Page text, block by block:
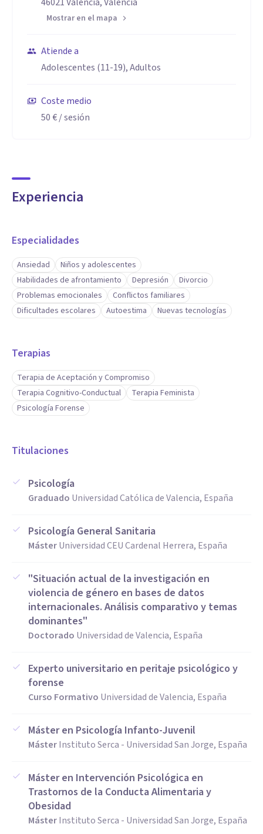
Mostrar en el mapa
Atiende a
Adolescentes (11-19), Adultos
Coste medio
50 €/ sesión
Experiencia
Especialidades
Ansiedad
Niños y adolescentes
Habilidades de afrontamiento
Depresión
Divorcio
Problemas emocionales
Conflictos familiares
Dificultades escolares
Autoestima Nuevas tecnologías
Terapias
Terapia de Aceptación y Compromiso
Terapia Cognitivo-Conductual
Terapia Feminista
Psicología Forense
Titulaciones
Psicología
Graduado Universidad Católica de Valencia, España
Psicología General Sanitaria
MásterUniversidad CEU Cardenal Herrera, España
"Situación actual de la investigación en
violencia de género en bases de datos
internacionales. Análisis comparativo y temas
dominantes"
Doctorado Universidad de Valencia, España
Experto universitario en peritaje psicológico y
forense
Curso Formativo Universidad de Valencia, España
Máster en Psicología Infanto-Juvenil
MásterInstituto Serca - Universidad San Jorge, España
Máster en Intervención Psicológica en
Trastornos de la Conducta Alimentaria y
Obesidad
MásterInstituto Serca - Universidad San Jorge, España